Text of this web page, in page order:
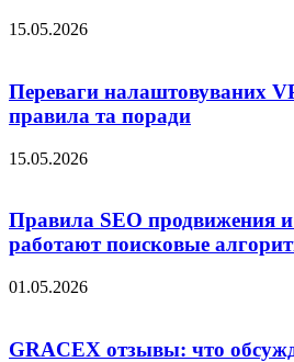
15.05.2026
Переваги налаштовуваних
правила та поради
15.05.2026
Правила SEO продвижения
работают поисковые
01.05.2026
GRACEX отзывы: что